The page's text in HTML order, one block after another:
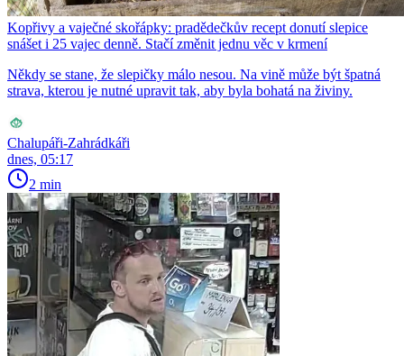
Kopřivy a vaječné skořápky: pradědečkův recept donutí slepice
snášet i 25 vajec denně. Stačí změnit jednu věc v krmení
Někdy se stane, že slepičky málo nesou. Na vině může být špatná
strava, kterou je nutné upravit tak, aby byla bohatá na živiny.
Chalupáři-Zahrádkáři
dnes, 05:17
2 min